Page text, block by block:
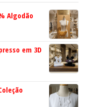
Algodão
em 3D